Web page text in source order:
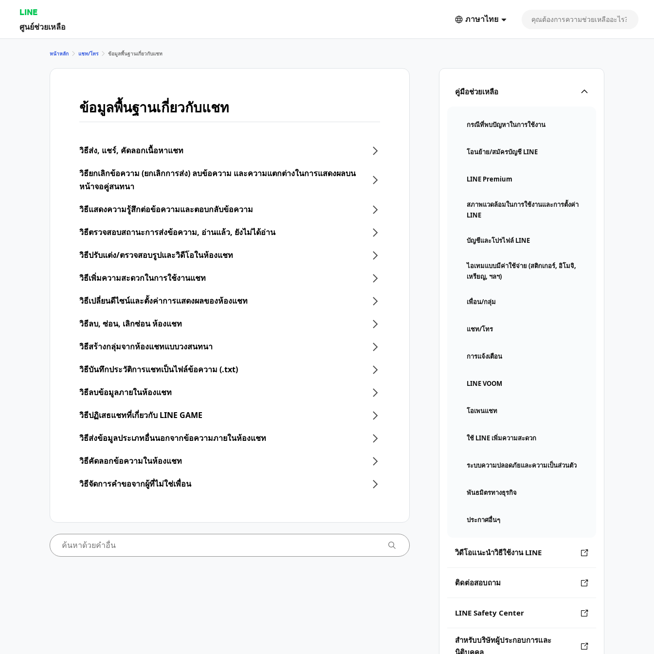
LINE
ศูนย์ช่วยเหลือ
ภาษาไทย
คู่มือช่วยเหลือ
กรณีที่พบปัญหาในการใช้งาน
โอนย้าย/สมัครบัญชี LINE
LINE Premium
สภาพแวดล้อมในการใช้งานและการตั้งค่า
LINE
บัญชีและโปรไฟล์ LINE
ไอเทมแบบมีค่าใช้จ่าย (สติกเกอร์, อิโมจิ,
เหรียญ, ฯลฯ)
เพื่อน/กลุ่ม
แชท/โทร
การแจ้งเตือน
LINE VOOM
โอเพนแชท
ใช้ LINE เพิ่มความสะดวก
ระบบความปลอดภัยและความเป็นส่วนตัว
พันธมิตรทางธุรกิจ
ประกาศอื่นๆ
วิดีโอแนะนำวิธีใช้งาน LINE
ติดต่อสอบถาม
LINE Safety Center
สำหรับบริษัทผู้ประกอบการและ
นิติบุคคล
หน้าหลัก แชท/โทร ข้อมูลพื้นฐานเกี่ยวกับแชท
ข้อมูลพื้นฐานเกี่ยวกับแชท
วิธีส่ง, แชร์, คัดลอกเนื้อหาแชท
วิธียกเลิกข้อความ (ยกเลิกการส่ง) ลบข้อความ และความแตกต่างในการแสดงผลบน
หน้าจอคู่สนทนา
วิธีแสดงความรู้สึกต่อข้อความและตอบกลับข้อความ
วิธีตรวจสอบสถานะการส่งข้อความ, อ่านแล้ว, ยังไม่ได้อ่าน
วิธีปรับแต่ง/ตรวจสอบรูปและวิดีโอในห้องแชท
วิธีเพิ่มความสะดวกในการใช้งานแชท
วิธีเปลี่ยนดีไซน์และตั้งค่าการแสดงผลของห้องแชท
วิธีลบ, ซ่อน, เลิกซ่อน ห้องแชท
วิธีสร้างกลุ่มจากห้องแชทแบบวงสนทนา
วิธีบันทึกประวัติการแชทเป็นไฟล์ข้อความ (.txt)
วิธีลบข้อมูลภายในห้องแชท
วิธีปฏิเสธแชทที่เกี่ยวกับ LINE GAME
วิธีส่งข้อมูลประเภทอื่นนอกจากข้อความภายในห้องแชท
วิธีคัดลอกข้อความในห้องแชท
วิธีจัดการคำขอจากผู้ที่ไม่ใช่เพื่อน